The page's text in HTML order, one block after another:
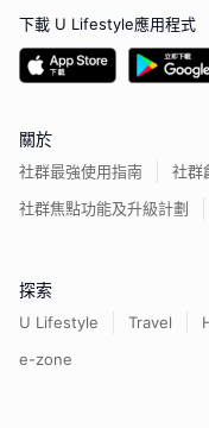
下載 U Lifestyle應用程式
關於
社群最強使用指南
社群
社群焦點功能及升級計劃
探索
U Lifestyle Travel
e-zone